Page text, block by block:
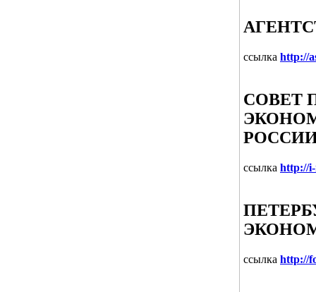
ссылка http://
СОВЕТ
ссылка http://
ссылка http://